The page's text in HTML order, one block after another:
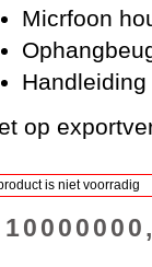
Micrfoon
op
is niet voorradig